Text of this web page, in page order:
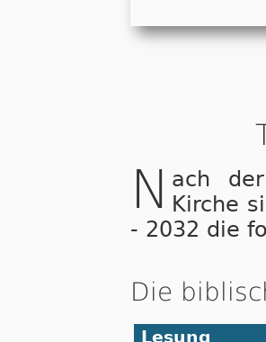
N ach
Kirche
- 2032 die
Die
Lesung